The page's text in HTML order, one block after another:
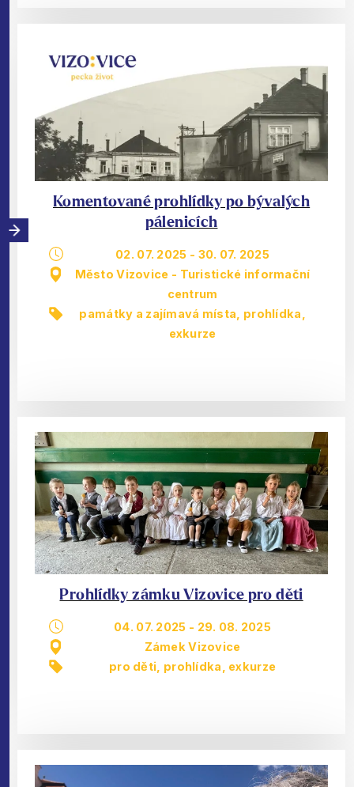
Komentované prohlídky po bývalých
pálenicích
02. 07. 2025 - 30. 07. 2025
Město Vizovice - Turistické informační
centrum
památky a zajímavá místa
prohlídka,
exkurze
Prohlídky zámku Vizovice pro děti
04. 07. 2025 - 29. 08. 2025
Zámek Vizovice
pro děti prohlídka, exkurze